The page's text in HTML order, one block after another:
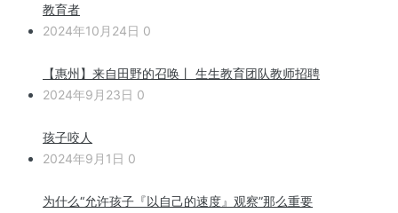
教育者
2024年10月24日 0
【惠州】来自田野的召唤丨 生生教育团队教师招聘
2024年9月23日 0
孩子咬人
2024年9月1日 0
为什么“允许孩子『以自己的速度』观察”那么重要